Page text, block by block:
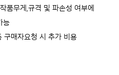
품무게,규격 및 파손성 여부에
능
구매자요청 시 추가 비용